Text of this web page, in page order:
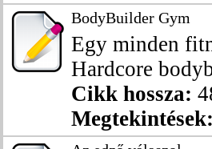
BodyBuilder Gym
Egy minden
Hardcore
Cikk hossza:
Megtekintések: